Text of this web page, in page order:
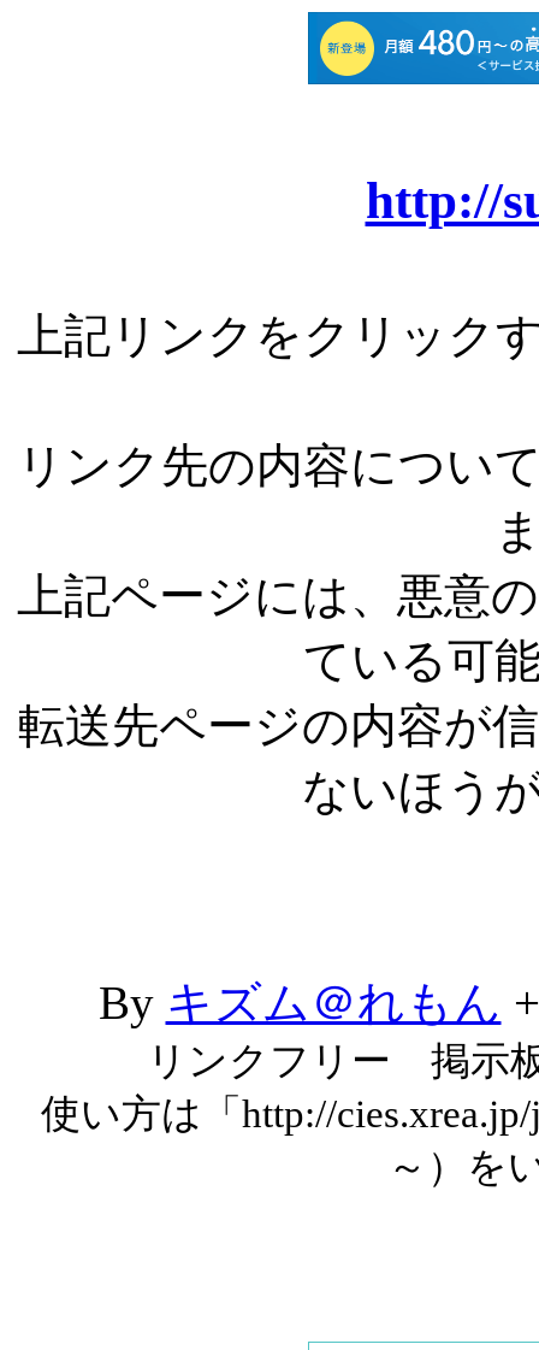
http://
上記リンクをクリック
リンク先の内容につい
上記ページには、悪意
ている可
転送先ページの内容が
ないほう
By キズム＠れもん
リンクフリー 掲示
使い方は「http://
～）を